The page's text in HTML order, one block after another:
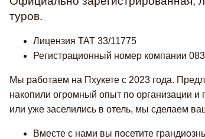
туров.
Лицензия TAT 33/11775
Регистрационный номер компании
Мы работаем на Пхукете с 2023 года.
накопили огромный опыт по организации и
или уже заселились в отель, мы сделаем
Вместе с нами вы посетите